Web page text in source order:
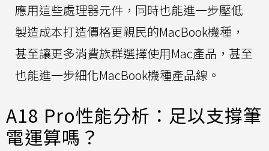
應用這些處理器元件，同時也能進一步壓低
製造成本打造價格更親民的MacBook機種，
甚至讓更多消費族群選擇使用Mac產品，甚至
也能進一步細化MacBook機種產品線。
A18 Pro性能分析：足以支撐筆
電運算嗎？